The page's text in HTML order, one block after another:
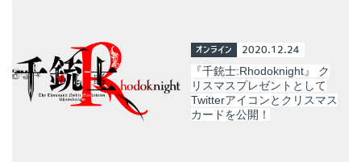
オンライン 2020.12.24
『千銃士:Rhodoknight』 ク
リスマスプレゼントとして
Twitterアイコンとクリスマス
カードを公開！